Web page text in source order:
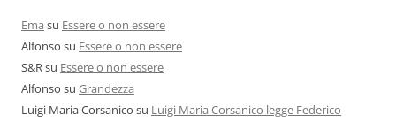
Ema su Essere o non essere
Alfonso su Essere o non essere
S&Rsu Essere o non essere
Alfonso su Grandezza
Luigi Maria Corsanico su Luigi Maria Corsanico legge Federico